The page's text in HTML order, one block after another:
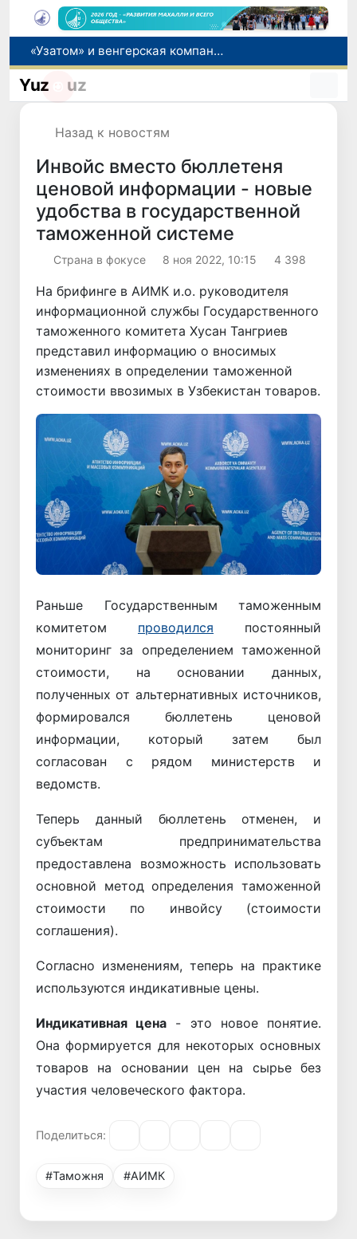
«Узатом» и венгерская компания «MVM EGI Zrt.» обсудили реализацию проекта систем сухого охлаждения для АЭС
В Сенате обсудили меры по улучшению позиций Узбекистана в международных рейтингах и индексах
Yuz uz
Назад к новостям
Инвойс вместо бюллетеня
ценовой информации - новые
удобства в государственной
таможенной системе
Страна в фокусе 8 ноя 2022, 10:15 4 398
На брифинге в АИМК и.о. руководителя
информационной службы Государственного
таможенного комитета Хусан Тангриев
представил информацию о вносимых
изменениях в определении таможенной
стоимости ввозимых в Узбекистан товаров.
Раньше Государственным таможенным
комитетом проводился постоянный
мониторинг за определением таможенной
стоимости, на основании данных,
полученных от альтернативных источников,
формировался бюллетень ценовой
информации, который затем был
согласован с рядом министерств и
ведомств.
Теперь данный бюллетень отменен, и
субъектам предпринимательства
предоставлена возможность использовать
основной метод определения таможенной
стоимости по инвойсу (стоимости
соглашения).
Согласно изменениям, теперь на практике
используются индикативные цены.
Индикативная цена - это новое понятие.
Она формируется для некоторых основных
товаров на основании цен на сырье без
участия человеческого фактора.
Поделиться:
#Таможня #АИМК